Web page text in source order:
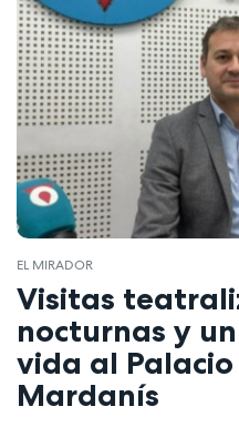
EL MIRADOR
Visitas
nocturnas y
vida al
Mardanís